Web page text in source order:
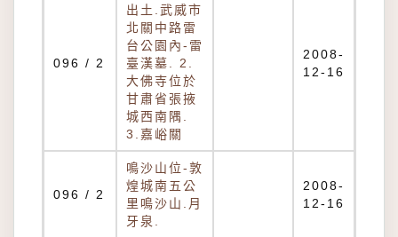
096 / 2
出土.武威市
北關中路雷
台公園內-雷
臺漢墓. 2.
大佛寺位於
甘肅省張掖
城西南隅.
3.嘉峪關
2008-
12-16
096 / 2
鳴沙山位-敦
煌城南五公
里鳴沙山.月
牙泉.
2008-
12-16